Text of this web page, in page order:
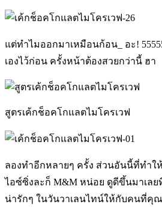
แต่ทำไมออกมาเหมือนก้อน_ อะ!
เองไว้ก่อน ครั้งหน้าต้องสวยกว่านี้ ฮา
สูตรเค้กช็อคโกแลตไมโครเวฟ
ลองทำอีกหลายๆ ครั้ง ส่วนอันนี้ที่ทำใ
ไอซ์ซิ่งละก็ M&M หน่อย ดูดีขึ้นมาเล
น่ารักๆ ในวันวาเลนไทน์ให้กับคนที่คุ